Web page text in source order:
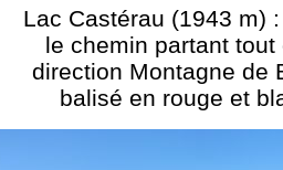
Lac Castérau (1943 m)
le chemin partant tout
direction Montagne de
balisé en rouge et